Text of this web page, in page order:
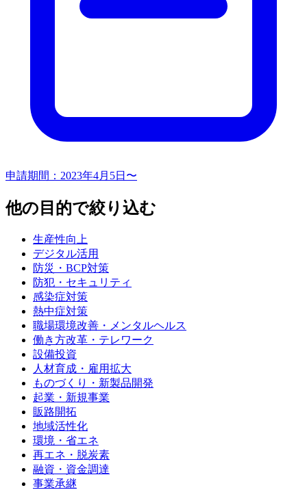
申請期間： 2023年4月5日〜
他の目的で絞り込む
生産性向上
デジタル活用
防災・BCP対策
防犯・セキュリティ
感染症対策
熱中症対策
職場環境改善・メンタルヘルス
働き方改革・テレワーク
設備投資
人材育成・雇用拡大
ものづくり・新製品開発
起業・新規事業
販路開拓
地域活性化
環境・省エネ
再エネ・脱炭素
融資・資金調達
事業承継